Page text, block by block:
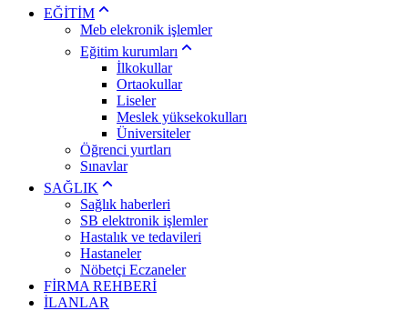
EĞİTİM
Meb elekronik işlemler
Eğitim kurumları
İlkokullar
Ortaokullar
Liseler
Meslek yüksekokulları
Üniversiteler
Öğrenci yurtları
Sınavlar
SAĞLIK
Sağlık haberleri
SB elektronik işlemler
Hastalık ve tedavileri
Hastaneler
Nöbetçi Eczaneler
FİRMA REHBERİ
İLANLAR